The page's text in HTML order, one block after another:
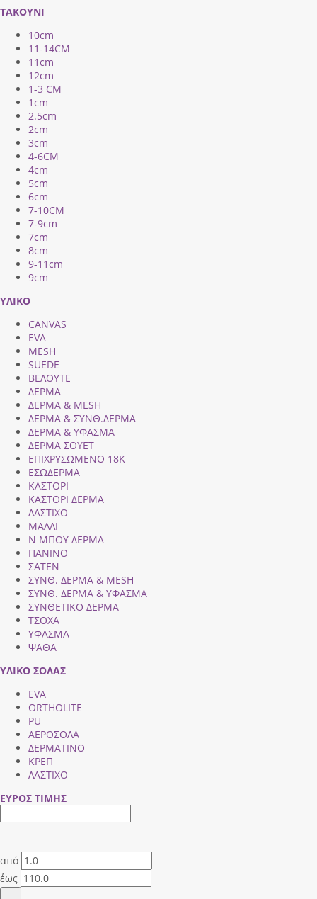
ΤΑΚΟΥΝΙ
10cm
11-14CM
11cm
12cm
1-3 CM
1cm
2.5cm
2cm
3cm
4-6CM
4cm
5cm
6cm
7-10CM
7-9cm
7cm
8cm
9-11cm
9cm
ΥΛΙΚΟ
CANVAS
EVA
MESH
SUEDE
ΒΕΛΟΥΤΕ
ΔΕΡΜΑ
ΔΕΡΜΑ & MESH
ΔΕΡΜΑ & ΣΥΝΘ.ΔΕΡΜΑ
ΔΕΡΜΑ & ΥΦΑΣΜΑ
ΔΕΡΜΑ ΣΟΥΕΤ
ΕΠΙΧΡΥΣΩΜΕΝΟ 18Κ
ΕΣΩΔΕΡΜΑ
ΚΑΣΤΟΡΙ
ΚΑΣΤΟΡΙ ΔΕΡΜΑ
ΛΑΣΤΙΧΟ
ΜΑΛΛΙ
Ν ΜΠΟΥ ΔΕΡΜΑ
ΠΑΝΙΝΟ
ΣΑΤΕΝ
ΣΥΝΘ. ΔΕΡΜΑ & MESH
ΣΥΝΘ. ΔΕΡΜΑ & ΥΦΑΣΜΑ
ΣΥΝΘΕΤΙΚΟ ΔΕΡΜΑ
ΤΣΟΧΑ
ΥΦΑΣΜΑ
ΨΑΘΑ
ΥΛΙΚΟ ΣΟΛΑΣ
EVA
ORTHOLITE
PU
ΑΕΡΟΣΟΛΑ
ΔΕΡΜΑΤΙΝΟ
ΚΡΕΠ
ΛΑΣΤΙΧΟ
ΕΥΡΟΣ ΤΙΜΗΣ
από
έως